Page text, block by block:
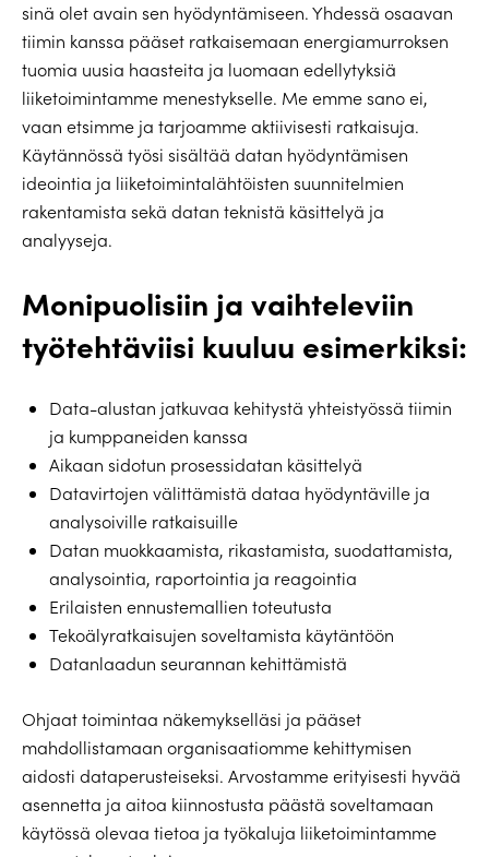
sinä olet avain sen hyödyntämiseen. Yhdessä osaavan
tiimin kanssa pääset ratkaisemaan energiamurroksen
tuomia uusia haasteita ja luomaan edellytyksiä
liiketoimintamme menestykselle. Me emme sano ei,
vaan etsimme ja tarjoamme aktiivisesti ratkaisuja.
Käytännössä työsi sisältää datan hyödyntämisen
ideointia ja liiketoimintalähtöisten suunnitelmien
rakentamista sekä datan teknistä käsittelyä ja
analyyseja.
Monipuolisiin ja vaihteleviin
työtehtäviisi kuuluu esimerkiksi:
Data-alustan jatkuvaa kehitystä yhteistyössä tiimin
ja kumppaneiden kanssa
Aikaan sidotun prosessidatan käsittelyä
Datavirtojen välittämistä dataa hyödyntäville ja
analysoiville ratkaisuille
Datan muokkaamista, rikastamista, suodattamista,
analysointia, raportointia ja reagointia
Erilaisten ennustemallien toteutusta
Tekoälyratkaisujen soveltamista käytäntöön
Datanlaadun seurannan kehittämistä
Ohjaat toimintaa näkemykselläsi ja pääset
mahdollistamaan organisaatiomme kehittymisen
aidosti dataperusteiseksi. Arvostamme erityisesti hyvää
asennetta ja aitoa kiinnostusta päästä soveltamaan
käytössä olevaa tietoa ja työkaluja liiketoimintamme